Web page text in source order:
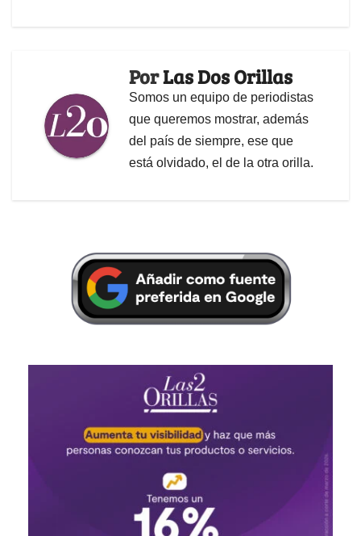
PorLas Dos Orillas
Somos un equipo de periodistas
que queremos mostrar, además
del país de siempre, ese que
está olvidado, el de la otra orilla.